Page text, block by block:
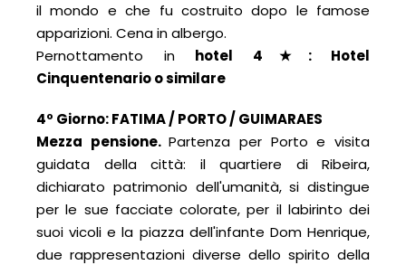
il mondo e che fu costruito dopo le famose
apparizioni. Cena in albergo.
Pernottamento in hotel 4 ★ : Hotel
Cinquentenario o similare
4º Giorno: FATIMA/ PORTO/ GUIMARAES
Mezza pensione.Partenza per Porto e visita
guidata della città: il quartiere di Ribeira,
dichiarato patrimonio dell'umanità, si distingue
per le sue facciate colorate, per il labirinto dei
suoi vicoli e la piazza dell'infante Dom Henrique,
due rappresentazioni diverse dello spirito della